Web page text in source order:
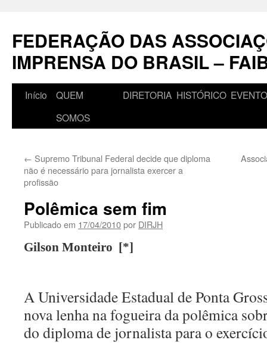
conteúdo
FEDERAÇÃO DAS
IMPRENSA DO BRASIL –
Início
QUEM
SOMOS
DIRETORIA HISTÓRICO
← Supremo Tribunal Federal decide que diploma
não é necessário para jornalista exercer a
profissão
Polêmica sem fim
Publicado em 17/04/2010por DIRJH
Gilson Monteiro [*]
A Universidade Estadual de Ponta
nova lenha na fogueira da polêmica
do diploma de jornalista para o